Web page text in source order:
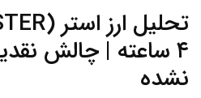
۴ ساعته | چالش
نشده